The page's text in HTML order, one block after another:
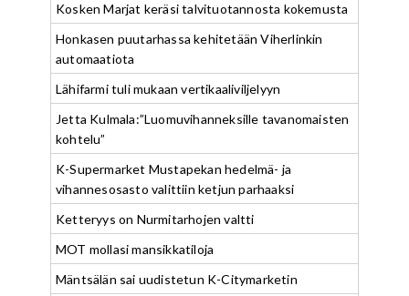
Kosken Marjat keräsi talvituotannosta kokemusta
Honkasen puutarhassa kehitetään Viherlinkin
automaatiota
Lähifarmi tuli mukaan vertikaaliviljelyyn
Jetta Kulmala:”Luomuvihanneksille tavanomaisten
kohtelu”
K-Supermarket Mustapekan hedelmä- ja
vihannesosasto valittiin ketjun parhaaksi
Ketteryys on Nurmitarhojen valtti
MOT mollasi mansikkatiloja
Mäntsälän sai uudistetun K-Citymarketin